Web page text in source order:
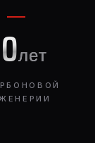
лет